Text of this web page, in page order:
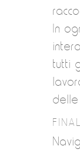
In
tutti
delle